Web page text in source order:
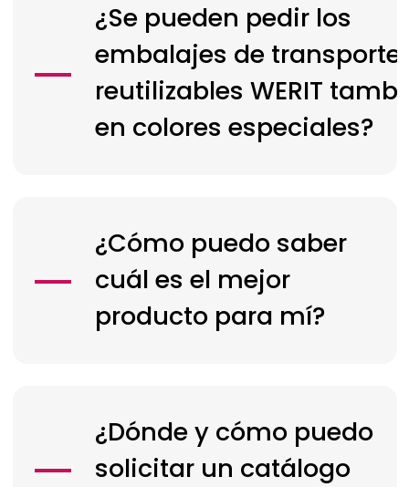
¿Se pueden pedir los
embalajes de transporte
reutilizables WERIT
en colores especiales?
¿Cómo puedo saber
cuál es el mejor
producto para mí?
¿Dónde y cómo puedo
solicitar un catálogo